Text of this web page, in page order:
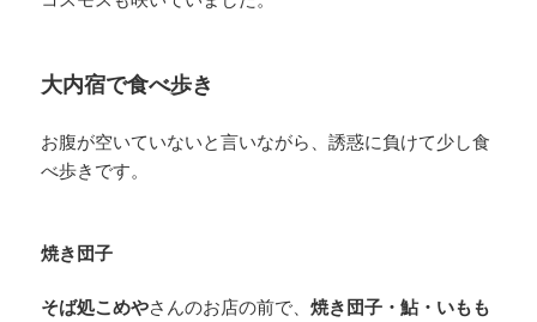
大内宿で食べ歩き
お腹が空いていないと言いながら、誘惑に負けて少し食
べ歩きです。
焼き団子
そば処こめやさんのお店の前で、焼き団子・鮎・いもも